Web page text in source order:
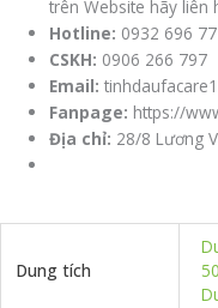
trên Website hãy liên
Hotline: 0932 696
CSKH: 0906 266 797
Email:
Fanpage: https://
Địa chỉ: 28/8 Lương
Dung tích